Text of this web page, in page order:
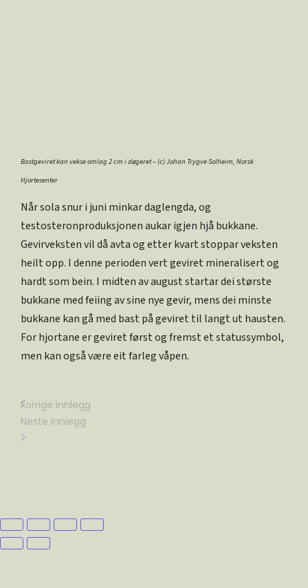
Bastgeviret kan vekse omlag 2 cm i døgeret – (c) Johan Trygve Solheim, Norsk
Hjortesenter
Når sola snur i juni minkar daglengda, og
testosteronproduksjonen aukar igjen hjå bukkane.
Gevirveksten vil då avta og etter kvart stoppar veksten
heilt opp. I denne perioden vert geviret mineralisert og
hardt som bein. I midten av august startar dei største
bukkane med feiing av sine nye gevir, mens dei minste
bukkane kan gå med bast på geviret til langt ut hausten.
For hjortane er geviret først og fremst et statussymbol,
men kan også være eit farleg våpen.
Forrige innlegg
Neste innlegg